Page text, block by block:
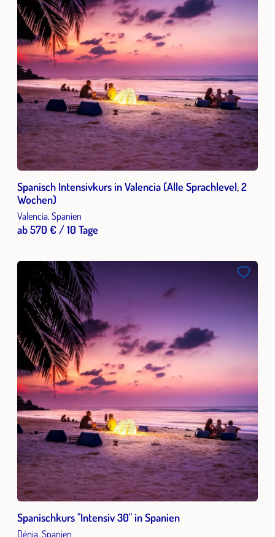
Spanisch Intensivkurs in Valencia (Alle Sprachlevel, 2
Wochen)
Valencia, Spanien
ab 570 € / 10 Tage
Spanischkurs "Intensiv 30" in Spanien
Dénia, Spanien